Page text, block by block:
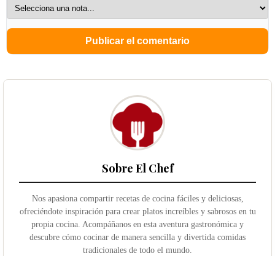
Sobre El Chef
Nos apasiona compartir recetas de cocina fáciles y deliciosas,
ofreciéndote inspiración para crear platos increíbles y sabrosos en tu
propia cocina. Acompáñanos en esta aventura gastronómica y
descubre cómo cocinar de manera sencilla y divertida comidas
tradicionales de todo el mundo.